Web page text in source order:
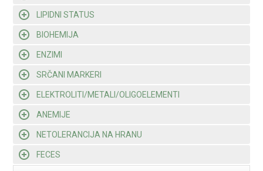
LIPIDNI STATUS
BIOHEMIJA
ENZIMI
SRČANI MARKERI
ELEKTROLITI/METALI/OLIGOELEMENTI
ANEMIJE
NETOLERANCIJA NA HRANU
FECES